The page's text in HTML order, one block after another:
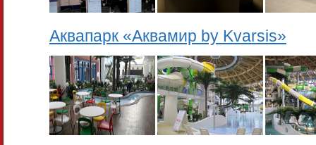
Аквапарк «Аквамир by Kvarsis»